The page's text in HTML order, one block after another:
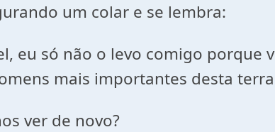
um colar e se lembra:
eu só não o levo comigo
mais importantes desta
ver de novo?